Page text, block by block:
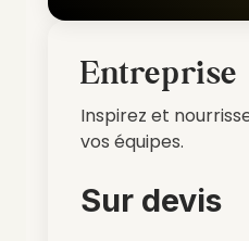
Entreprise
Inspirez et
vos équipes.
Sur devis